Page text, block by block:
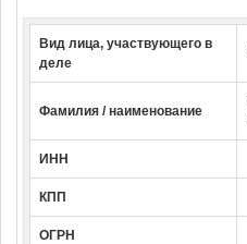
Вид лица, участвующего в
деле
Фамилия / наименование
ИНН
КПП
ОГРН